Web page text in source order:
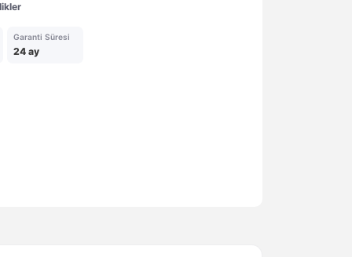
Garanti Süresi
24 ay